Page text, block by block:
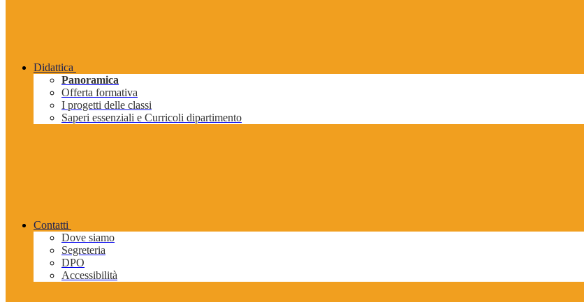
Didattica
Panoramica
Offerta formativa
I progetti delle classi
Saperi essenziali e Curricoli dipartimento
Contatti
Dove siamo
Segreteria
DPO
Accessibilità